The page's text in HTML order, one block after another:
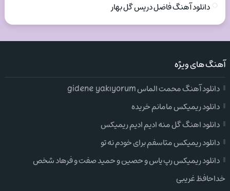
دانلود آهنگ فاضل دریس گل بهار
آهنگ های ویژه
دانلود آهنگ محمت الماس gidene yakıyorum
دانلود ریمیکس مامانم خریده
دانلود اهنگ گل منه ادیم ادیم ریمیکس
دانلود ریمیکس متاسفم برای خودم نه تو
دانلود ریمیکس رپ یاس و حصین و حمید صفت و فرهاد شخص
خداحافظ غریبی